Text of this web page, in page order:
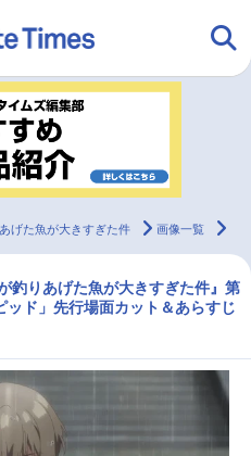
アニメ
音楽 コスプレ
げた魚が大きすぎた件 画像一覧
釣りあげた魚が大きすぎた件』第
ド」先行場面カット＆あらすじ